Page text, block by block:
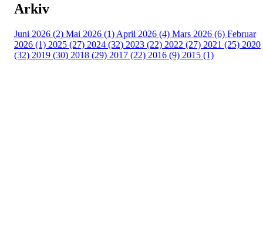
Arkiv
Juni 2026 (2) Mai 2026 (1) April 2026 (4) Mars 2026 (6) Februar
2026 (1) 2025 (27) 2024 (32) 2023 (22) 2022 (27) 2021 (25) 2020
(32) 2019 (30) 2018 (29) 2017 (22) 2016 (9) 2015 (1)